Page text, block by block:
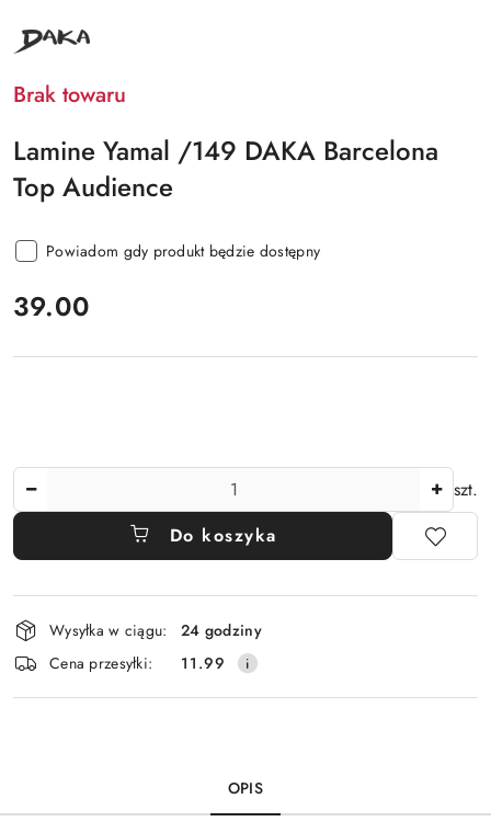
NAZWA
PRODUCENTA:
Brak towaru
Lamine Yamal /149 DAKA Barcelona
Top Audience
Powiadom gdy produkt będzie dostępny
cena:
39.00
szt.
Do koszyka
Dostępność
i
dostawa
Wysyłka w ciągu:
24 godziny
Cena przesyłki:
11.99
OPIS